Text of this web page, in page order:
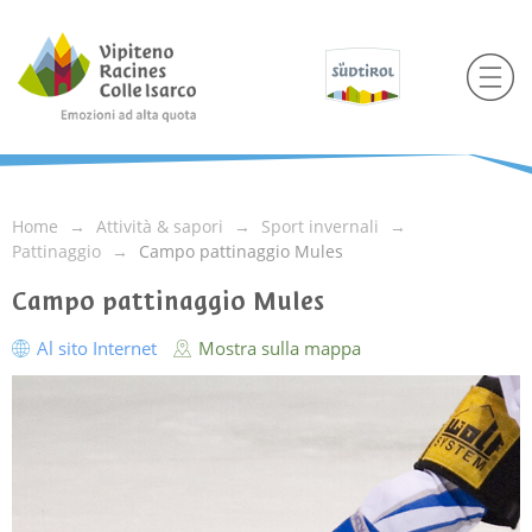
Home Attività & sapori
Sport invernali
Pattinaggio
Campo pattinaggio Mules
Campo pattinaggio Mules
Al sito Internet Mostra sulla mappa